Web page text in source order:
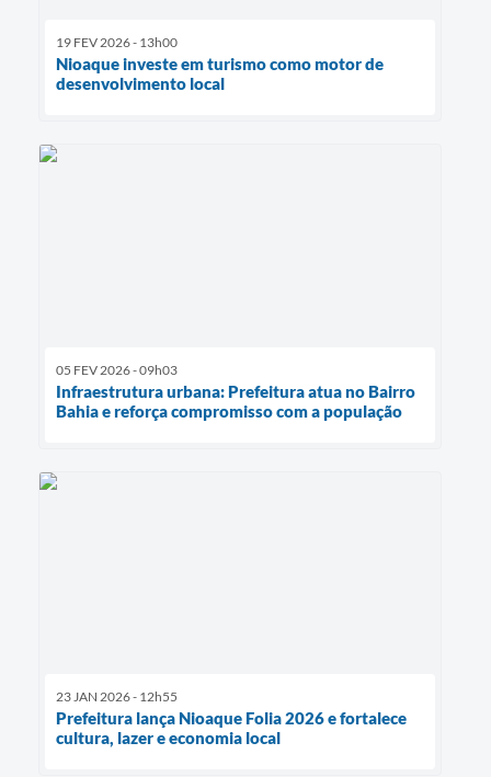
19 FEV 2026 - 13h00
Nioaque investe em turismo como motor de
desenvolvimento local
05 FEV 2026 - 09h03
Infraestrutura urbana: Prefeitura atua no Bairro
Bahia e reforça compromisso com a população
23 JAN 2026 - 12h55
Prefeitura lança Nioaque Folia 2026 e fortalece
cultura, lazer e economia local